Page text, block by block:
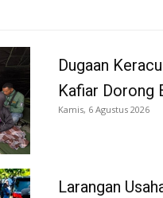
Dugaan
Kafiar Dorong
Kamis, 6 Agustus 2026
Larangan